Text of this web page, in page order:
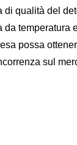
di qualità del
da temperatura
possa
sul